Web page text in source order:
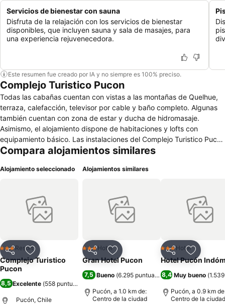
Servicios de bienestar con sauna
Disfruta de la relajación con los servicios de bienestar
disponibles, que incluyen sauna y sala de masajes, para
una experiencia rejuvenecedora.
Este resumen fue creado por IA y no siempre es 100% preciso.
Complejo Turistico Pucon
Todas las cabañas cuentan con vistas a las montañas de Quelhue,
terraza, calefacción, televisor por cable y baño completo. Algunas
también cuentan con zona de estar y ducha de hidromasaje.
Asimismo, el alojamiento dispone de habitaciones y lofts con
equipamiento básico. Las instalaciones del Complejo Turistico Pucon
incluyen piscina al aire libre, piscina interior climatizada, spa y
conexión wifi y parking gratuitos. La Playa Pucón está ubicada a
Pucon se encuentra en una zona tranquila y rodeada de naturaleza,
a un corto paseo del centro de Pucón. Las cabañas y los lofts están
equipados con cocina completa, mientras que las habitaciones
hay diversos establecimientos donde almorzar o cenar, como el
restaurante Trawen o la pizzería La Vuelta de Carnero, ambos a
cinco minutos en automóvil.
Compara alojamientos similares
Alojamiento seleccionado
CompartirAgregar a favoritos
3 Estrellas
Resort
Complejo Turistico
Pucon
8,5 Excelente (558 puntuaciones
Pucón, Chile
Alojamientos similares
CompartirAgregar a favoritos
3 Estrellas
Hotel
Gran Hotel Pucon
7,5 Bueno (6.295 puntuaciones )
Pucón, a 1.0 km de:
Centro de la ciudad
CompartirAgregar
3 Estrellas
Hotel
Hotel Pucón
8,4 Muy bueno (
Pucón, a 0.9 km
Centro de la ciudad